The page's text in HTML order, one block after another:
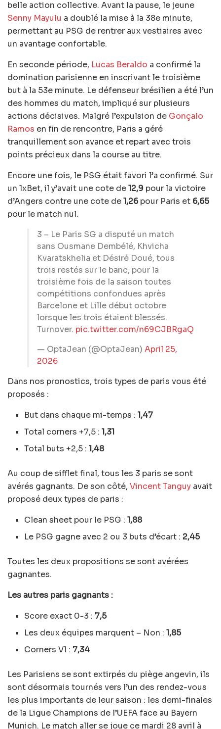
belle action collective. Avant la pause, le jeune
Senny Mayulu a doublé la mise à la 38e minute,
permettant au PSG de rentrer aux vestiaires avec
un avantage confortable.
En seconde période, Lucas Beraldo a confirmé la
domination parisienne en inscrivant le troisième
but à la 53e minute. Le défenseur brésilien a été l’un
des hommes du match, impliqué sur plusieurs
actions décisives. Malgré l’expulsion de Gonçalo
Ramos en fin de rencontre, Paris a géré
tranquillement son avance et repart avec trois
points précieux dans la course au titre.
Encore une fois, le PSG était favori l’a confirmé. Sur
un 1xBet, il y’avait une cote de12,9 pour la victoire
d’Angers contre une cote de1,26pour Paris et 6,65
pour le match nul.
3 – Le Paris SG a disputé un match
sans Ousmane Dembélé, Khvicha
Kvaratskhelia et Désiré Doué, tous
trois restés sur le banc, pour la
troisième fois de la saison toutes
compétitions confondues après
Barcelone et Lille début octobre
lorsque les trois étaient blessés.
Turnover. pic.twitter.com/n69CJBRgaQ
— OptaJean (@OptaJean) April 25,
2026
Dans nos pronostics, trois types de paris vous été
proposés :
But dans chaque mi-temps :1,47
Total corners +7,5 : 1,31
Total buts +2,5 :1,48
Au coup de sifflet final, tous les 3 paris se sont
avérés gagnants. De son côté, Vincent Tanguy avait
proposé deux types de paris :
Clean sheet pour le PSG :1,88
Le PSG gagne avec 2 ou 3 buts d’écart : 2,45
Toutes les deux propositions se sont avérées
gagnantes.
Les autres paris gagnants :
Score exact 0-3 : 7,5
Les deux équipes marquent – Non :1,85
Corners V1 : 7,34
Les Parisiens se sont extirpés du piège angevin, ils
sont désormais tournés vers l’un des rendez-vous
les plus importants de leur saison : les demi-finales
de la Ligue Champions de l’UEFA face au Bayern
Munich. Le match aller se joue ce mardi 28 avril à